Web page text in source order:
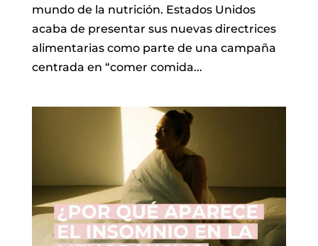
mundo de la nutrición. Estados Unidos
acaba de presentar sus nuevas directrices
alimentarias como parte de una campaña
centrada en “comer comida...